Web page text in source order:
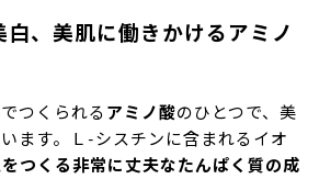
、美肌に働きかけるアミノ
つくられる アミノ酸のひとつで、美
ます。Ｌ-シスチンに含まれるイオ
つくる非常に丈夫なたんぱく質の成